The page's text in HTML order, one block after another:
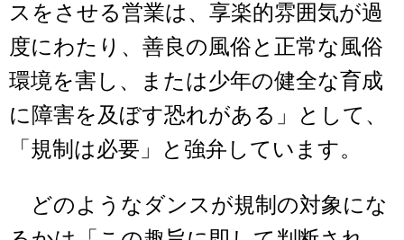
スをさせる営業は、享楽的雰囲気が過
度にわたり、善良の風俗と正常な風俗
環境を害し、または少年の健全な育成
に障害を及ぼす恐れがある」として、
「規制は必要」と強弁しています。
どのようなダンスが規制の対象にな